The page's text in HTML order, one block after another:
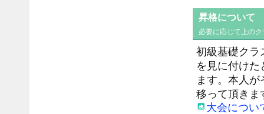
昇格について
必要に応じて上の
初級基礎クラ
を見に付け
ます。本人
移って頂きま
大会につい